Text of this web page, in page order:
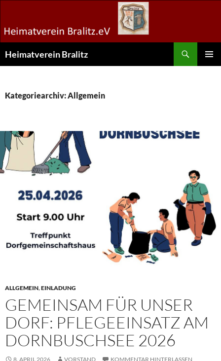
springen
Heimatverein Bralitz
Kategoriearchiv: Allgemein
ALLGEMEIN,EINLADUNG
GEMEINSAM FÜR UNSER
DORF: PFLEGEEINSATZ AM
DORNBUSCHSEE 2026
8. APRIL 2026 VORSTAND KOMMENTAR HINTERLASSEN